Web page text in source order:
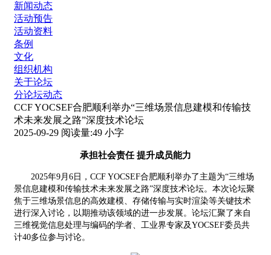
新闻动态
活动预告
活动资料
条例
文化
组织机构
关于论坛
分论坛动态
CCF YOCSEF合肥顺利举办“三维场景信息建模和传输技
术未来发展之路”深度技术论坛
2025-09-29 阅读量:49 小字
承担社会责任 提升成员能力
2025年9月 6 日， CCF YOCSEF合肥顺利举办了主题为“三维场
景信息建模和传输技术未来发展之路”深度技术论坛。本次论坛聚
焦于三维场景信息的高效建模、存储传输与实时渲染等关键技术
进行深入讨论，以期推动该领域的进一步发展。论坛汇聚了来自
三维视觉信息处理与编码的学者、工业界专家及YOCSEF委员共
计40多位参与讨论。